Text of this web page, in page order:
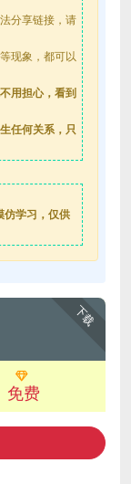
分享链接，请
现象，都可以
用担心，看到
任何关系，只
仿学习，仅供
下载
免费